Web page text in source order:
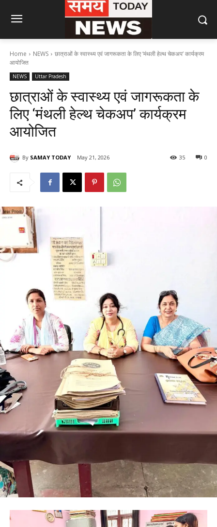
Home NEWS
छात्राओं के स्वास्थ्य एवं जागरूकता के लिए ‘मंथली हेल्थ चेकअप’ कार्यक्रम
आयोजित
NEWS Uttar Pradesh
छात्राओं के स्वास्थ्य एवं जागरूकता के
लिए ‘मंथली हेल्थ चेकअप’ कार्यक्रम
आयोजित
By SAMAY TODAY May 21, 2026 0
35